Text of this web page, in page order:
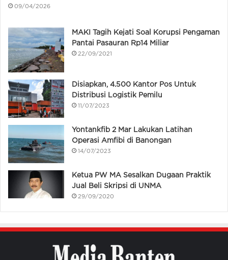
09/04/2026
MAKI Tagih Kejati Soal Korupsi Pengaman
Pantai Pasauran Rp14 Miliar
22/09/2021
Disiapkan, 4.500 Kantor Pos Untuk
Distribusi Logistik Pemilu
11/07/2023
Yontankfib 2 Mar Lakukan Latihan
Operasi Amfibi di Banongan
14/07/2023
Ketua PW MA Sesalkan Dugaan Praktik
Jual Beli Skripsi di UNMA
29/09/2020